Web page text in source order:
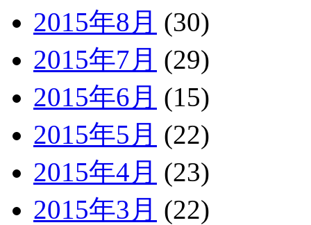
2015年8月 (30)
2015年7月 (29)
2015年6月 (15)
2015年5月 (22)
2015年4月 (23)
2015年3月 (22)